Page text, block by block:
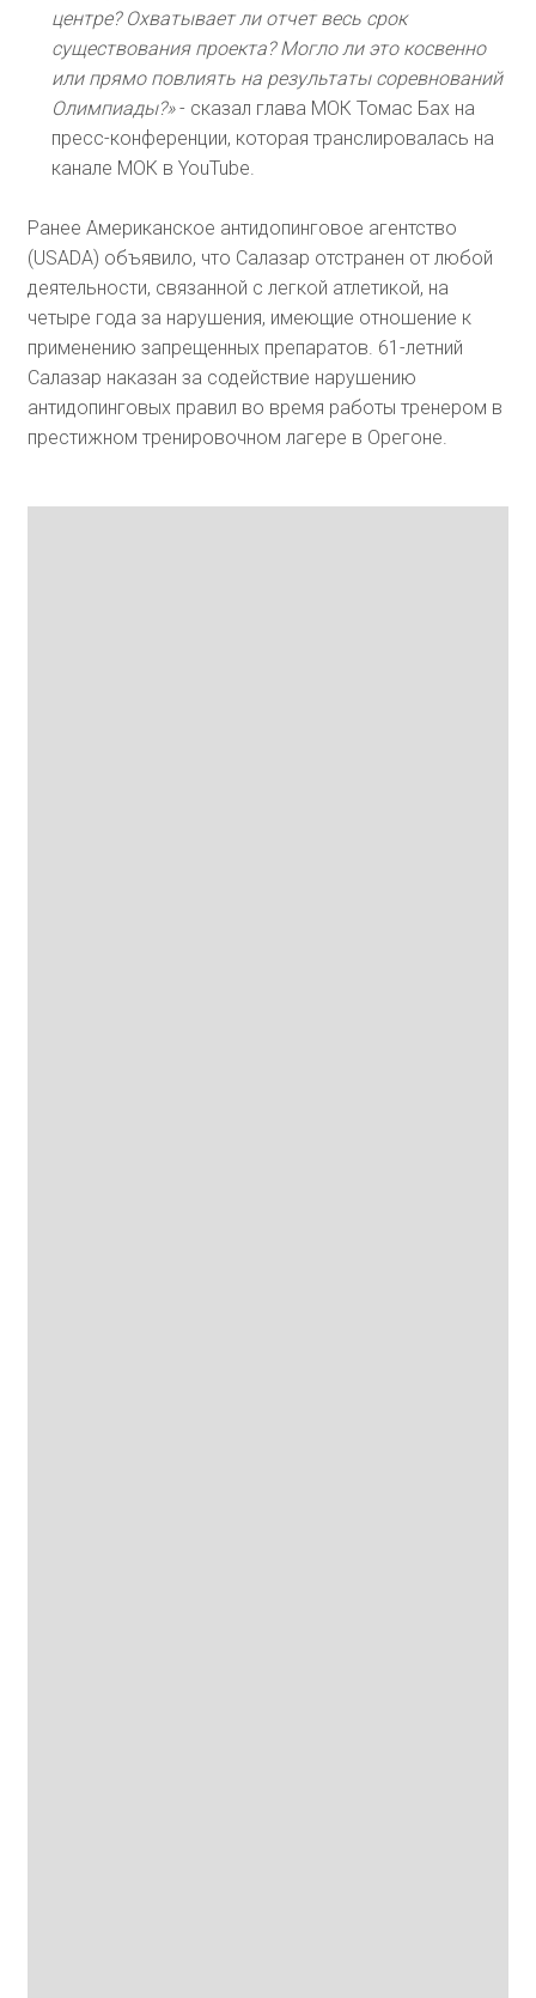
центре? Охватывает ли отчет весь срок
существования проекта? Могло ли это косвенно
или прямо повлиять на результаты соревнований
Олимпиады?»- сказал глава МОК Томас Бах на
пресс-конференции, которая транслировалась на
канале МОК в YouTube.
Ранее Американское антидопинговое агентство
(USADA) объявило, что Салазар отстранен от любой
деятельности, связанной с легкой атлетикой, на
четыре года за нарушения, имеющие отношение к
применению запрещенных препаратов. 61-летний
Салазар наказан за содействие нарушению
антидопинговых правил во время работы тренером в
престижном тренировочном лагере в Орегоне.